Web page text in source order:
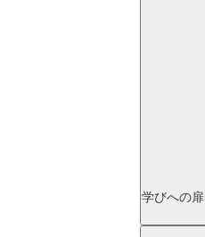
学びへの扉